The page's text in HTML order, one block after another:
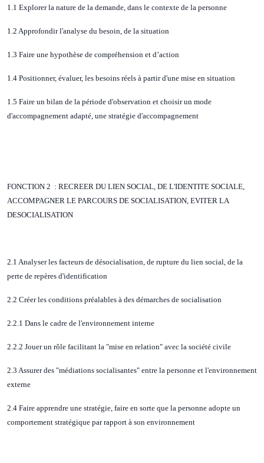
1.1 Explorer la nature de la demande, dans le contexte de la personne
1.2 Approfondir l'analyse du besoin, de la situation
1.3 Faire une hypothèse de compréhension et d’action
1.4 Positionner, évaluer, les besoins réels à partir d'une mise en situation
1.5 Faire un bilan de la période d'observation et choisir un mode
d'accompagnement adapté, une stratégie d'accompagnement
FONCTION 2 : RECREER DU LIEN SOCIAL, DE L'IDENTITE SOCIALE,
ACCOMPAGNER LE PARCOURS DE SOCIALISATION, EVITER LA
DESOCIALISATION
2.1 Analyser les facteurs de désocialisation, de rupture du lien social, de la
perte de repères d'identification
2.2 Créer les conditions préalables à des démarches de socialisation
2.2.1 Dans le cadre de l'environnement interne
2.2.2 Jouer un rôle facilitant la "mise en relation" avec la société civile
2.3 Assurer des "médiations socialisantes" entre la personne et l'environnement
externe
2.4 Faire apprendre une stratégie, faire en sorte que la personne adopte un
comportement stratégique par rapport à son environnement